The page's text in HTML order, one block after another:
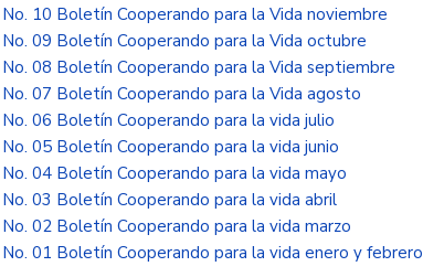
No. 10 Boletín Cooperando para la Vida noviembre
No. 09 Boletín Cooperando para la Vida octubre
No. 08 Boletín Cooperando para la Vida septiembre
No. 07 Boletín Cooperando para la Vida agosto
No. 06 Boletín Cooperando para la vida julio
No. 05 Boletín Cooperando para la vida junio
No. 04 Boletín Cooperando para la vida mayo
No. 03 Boletín Cooperando para la vida abril
No. 02 Boletín Cooperando para la vida marzo
No. 01 Boletín Cooperando para la vida enero y febrero